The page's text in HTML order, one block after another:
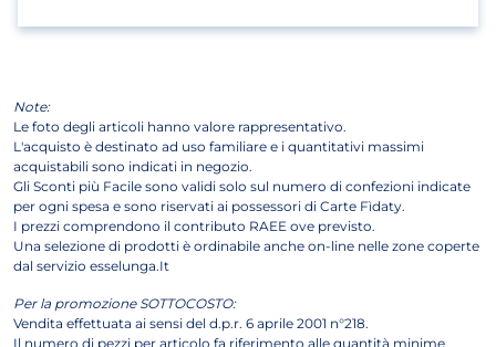
Note:
Le foto degli articoli hanno valore rappresentativo.
L'acquisto è destinato ad uso familiare e i quantitativi massimi
acquistabili sono indicati in negozio.
Gli Sconti più Facile sono validi solo sul numero di confezioni indicate
per ogni spesa e sono riservati ai possessori di Carte Fìdaty.
I prezzi comprendono il contributo RAEE ove previsto.
Una selezione di prodotti è ordinabile anche on-line nelle zone coperte
dal servizio esselunga.It
Per la promozione SOTTOCOSTO:
Vendita effettuata ai sensi del d.p.r. 6 aprile 2001 n°218.
Il numero di pezzi per articolo fa riferimento alle quantità minime